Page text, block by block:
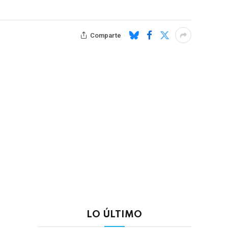
Comparte
LO ÚLTIMO